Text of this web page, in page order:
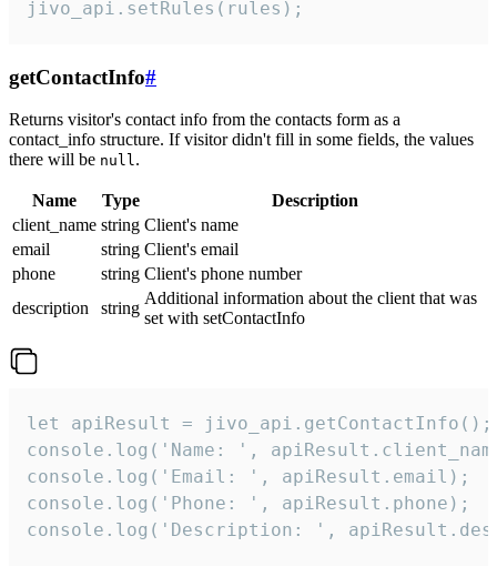
jivo_api.setRules(rules);
getContactInfo#
Returns visitor's contact info from the contacts form as a
contact_info structure. If visitor didn't fill in some fields, the values
there will be null.
Name Type
Description
client_name string Client's name
email
string Client's email
phone
string Client's phone number
description
string
Additional information about the client that was
set with setContactInfo
let apiResult = jivo_api.getContactInfo();
console.log('Name: ',
console.log('Email: ', apiResult.email);
console.log('Phone: ', apiResult.phone);
console.log('Description: ',